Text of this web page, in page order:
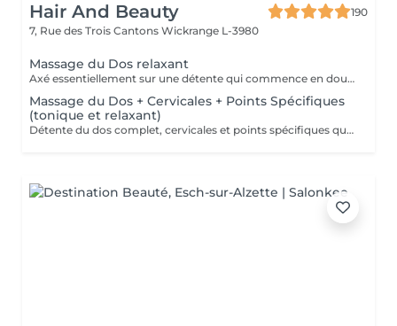
Hair And Beauty
190
7, Rue des Trois Cantons Wickrange L-3980
Massage du Dos relaxant
Axé essentiellement sur une détente qui commence en douceur pour finir en profondeur. Frictions. pétrissages et chaleur sont au programme. Pressions adaptées selon votre choix. douces ou fortes.Pour une action au niveau des cervicales vous pouvez opter pour le massage plus complet (Dos,cervicales et points spécifiques.).
Massage du Dos + Cervicales + Points Spécifiques
(tonique et relaxant)
Détente du dos complet, cervicales et points spécifiques qui soulageront fatigue musculaire, courbatures, rhumatismes.